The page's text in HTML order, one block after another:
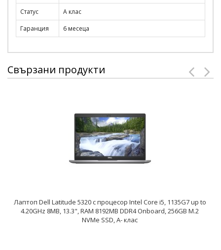
Статус
А клас
Гаранция
6 месеца
Свързани продукти
Лаптоп Dell Latitude 5320 с процесор Intel Core i5, 1135G7 up to
4.20GHz 8MB, 13.3", RAM 8192MB DDR4 Onboard, 256GB M.2
NVMe SSD, A- клас